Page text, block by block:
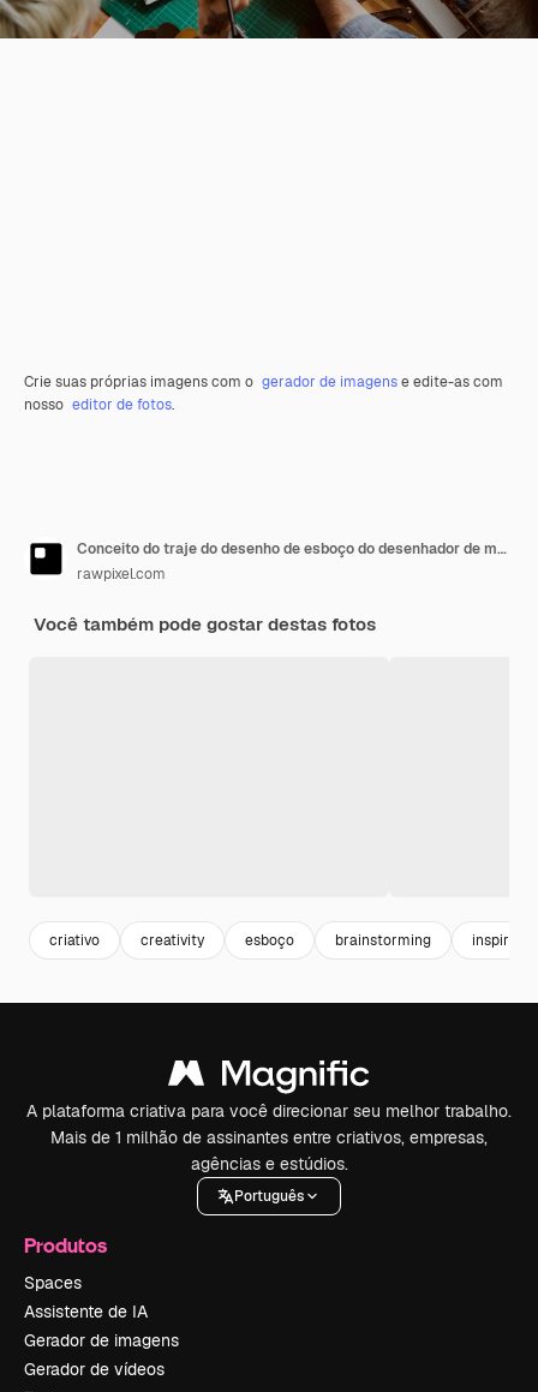
Crie suas próprias imagens com o gerador de imagense edite-as com
nosso editor de fotos.
Conceito do traje do desenho de esboço do desenhador de moda
rawpixel.com
Você também pode gostar destas fotos
criativo creativity esboço brainstorming
A plataforma criativa para você direcionar seu melhor trabalho.
Mais de 1 milhão de assinantes entre criativos, empresas,
agências e estúdios.
Português
Produtos
Spaces
Assistente de IA
Gerador de imagens
Gerador de vídeos